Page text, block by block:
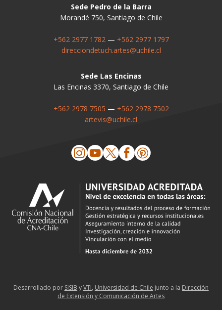
Sede Pedro de la Barra
Morandé 750, Santiago de Chile
+562 2977 1782— +562 2977 1797
direcciondetuch.artes@uchile.cl
Sede Las Encinas
Las Encinas 3370, Santiago de Chile
+562 2978 7505 — +562 2978 7502
artevis@uchile.cl
Desarrollado por SISIB yVTI, Universidad de Chile junto a la Dirección
de Extensión y Comunicación de Artes